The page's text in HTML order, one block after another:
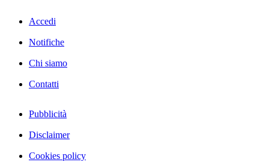
Accedi
Notifiche
Chi siamo
Contatti
Pubblicità
Disclaimer
Cookies policy